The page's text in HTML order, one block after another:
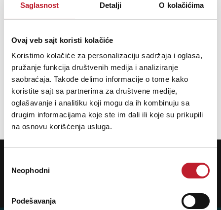
Saglasnost Detalji O kolačićima
Ovaj veb sajt koristi kolačiće
Koristimo kolačiće za personalizaciju sadržaja i oglasa,
pružanje funkcija društvenih medija i analiziranje
saobraćaja. Takođe delimo informacije o tome kako
koristite sajt sa partnerima za društvene medije,
oglašavanje i analitiku koji mogu da ih kombinuju sa
drugim informacijama koje ste im dali ili koje su prikupili
na osnovu korišćenja usluga.
сагласности
Neophodni
Podešavanja
https://www.player.rs/ozvucenje/instalacijski-zvucnici/nazidni-
zvucnici/martin-wisman-monitor-8100-white---nazidni-zvucnik
prijavite se na naš NEWSLETTER!